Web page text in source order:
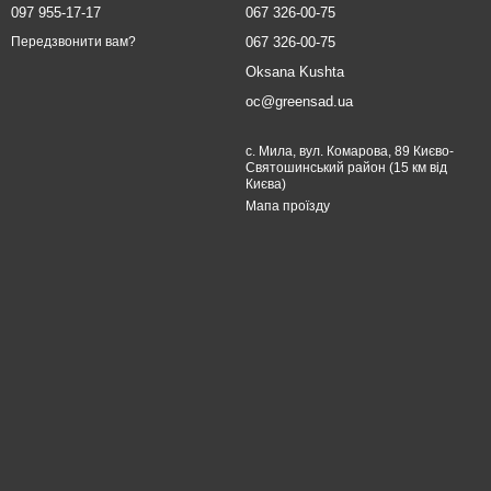
097 955-17-17
Передзвонити вам?
067 326-00-75
067 326-00-75
Oksana Kushta
oc@greensad.ua
с. Мила, вул. Комарова, 89 Києво-
Святошинський район (15 км від
Києва)
Мапа проїзду